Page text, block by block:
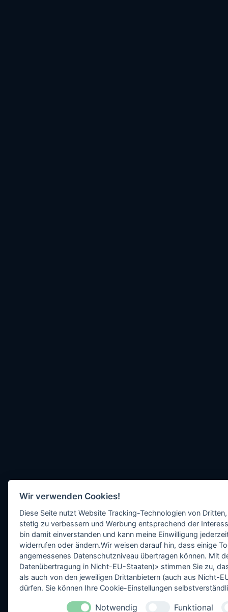
Wir verwenden Cookies!
Diese Seite nutzt Website Tracking-Technologien von
stetig zu verbessern und Werbung entsprechend der
bin damit einverstanden und kann meine Einwilligung
widerrufen oder ändern.Wir weisen darauf hin, dass einige
angemessenes Datenschutzniveau übertragen können. Mit
Datenübertragung in Nicht-EU-Staaten)» stimmen Sie zu,
als auch von den jeweiligen Drittanbietern (auch aus Nicht-
dürfen. Sie können Ihre Cookie-Einstellungen
Notwendig Funktional